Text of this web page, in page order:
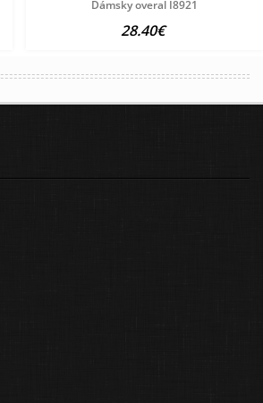
Dámsky overal I8921
28.40€